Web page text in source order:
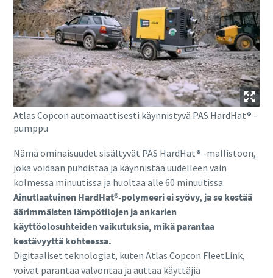
Atlas Copcon automaattisesti käynnistyvä PAS HardHat® -
pumppu
Nämä ominaisuudet sisältyvät PAS HardHat® -mallistoon,
joka voidaan puhdistaa ja käynnistää uudelleen vain
kolmessa minuutissa ja huoltaa alle 60 minuutissa.
Ainutlaatuinen HardHat®-polymeeri ei syövy, ja se kestää
äärimmäisten lämpötilojen ja ankarien
käyttöolosuhteiden vaikutuksia, mikä parantaa
kestävyyttä kohteessa.
Digitaaliset teknologiat, kuten Atlas Copcon FleetLink,
voivat parantaa valvontaa ja auttaa käyttäjiä